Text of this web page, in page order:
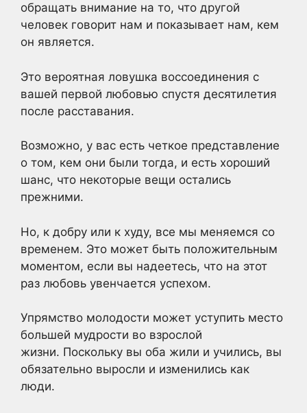
обращать внимание на то, что другой
человек говорит нам и показывает нам, кем
он является.
Это вероятная ловушка воссоединения с
вашей первой любовью спустя десятилетия
после расставания.
Возможно, у вас есть четкое представление
о том, кем они были тогда, и есть хороший
шанс, что некоторые вещи остались
прежними.
Но, к добру или к худу, все мы меняемся со
временем. Это может быть положительным
моментом, если вы надеетесь, что на этот
раз любовь увенчается успехом.
Упрямство молодости может уступить место
большей мудрости во взрослой
жизни. Поскольку вы оба жили и учились, вы
обязательно выросли и изменились как
люди.